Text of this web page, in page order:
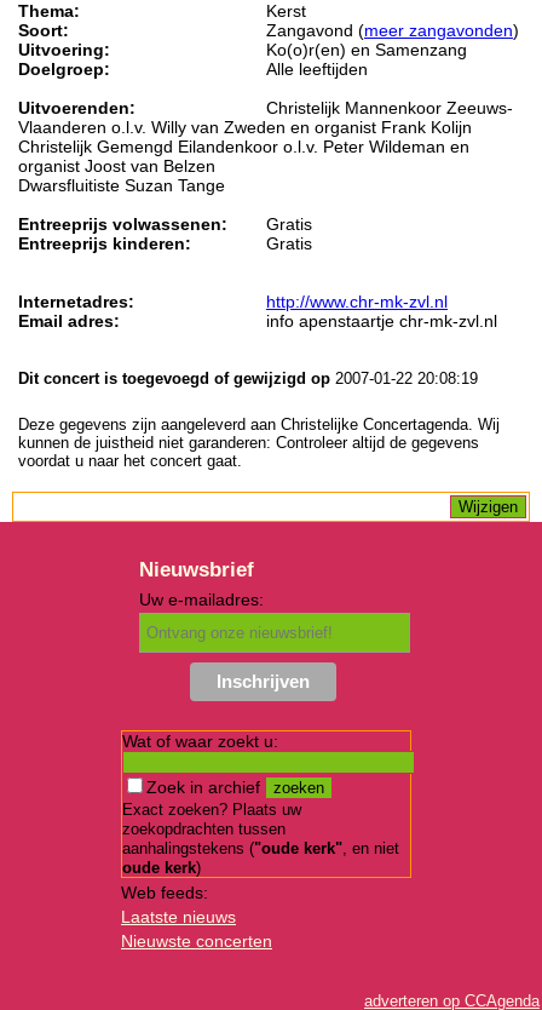
Thema:
Kerst
Soort:
Zangavond (meer zangavonden)
Uitvoering:
Ko(o)r(en) en Samenzang
Doelgroep:
Alle leeftijden
Uitvoerenden:
Christelijk Mannenkoor Zeeuws-
Vlaanderen o.l.v. Willy van Zweden en organist Frank Kolijn
Christelijk Gemengd Eilandenkoor o.l.v. Peter Wildeman en
organist Joost van Belzen
Dwarsfluitiste Suzan Tange
Entreeprijs volwassenen:
Gratis
Entreeprijs kinderen:
Gratis
Internetadres:
http://www.chr-mk-zvl.nl
Email adres:
info apenstaartje chr-mk-zvl.nl
Dit concert is toegevoegd of gewijzigd op 2007-01-22 20:08:19
Deze gegevens zijn aangeleverd aan Christelijke Concertagenda. Wij
kunnen de juistheid niet garanderen: Controleer altijd de gegevens
voordat u naar het concert gaat.
Nieuwsbrief
Uw e-mailadres:
Wat of waar zoekt u:
Zoek in archief
Exact zoeken? Plaats uw
zoekopdrachten tussen
aanhalingstekens ("oude kerk", en niet
oude kerk)
Web feeds:
Laatste nieuws
Nieuwste concerten
adverteren op CCAgenda